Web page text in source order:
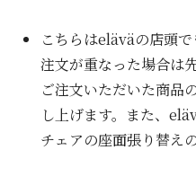
こちらはeläväの店頭
注文が重なった場合は
ご注文いただいた商品
し上げます。また、
チェアの座面張り替え